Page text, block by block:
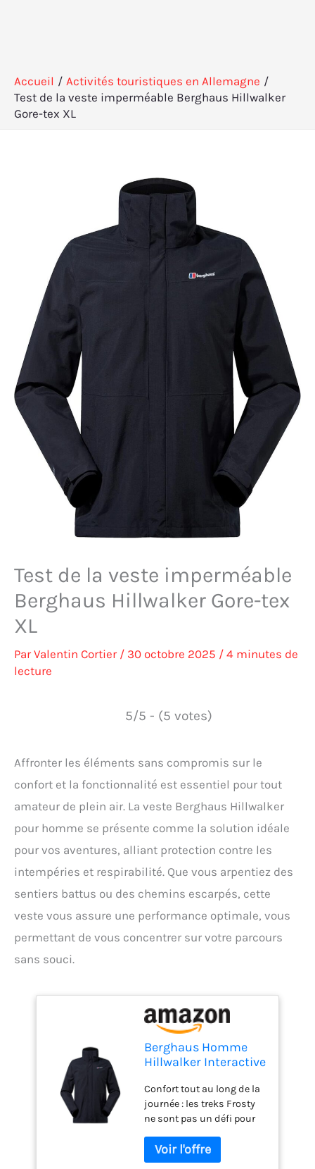
Accueil
Activités touristiques en Allemagne
Test de la veste imperméable Berghaus Hillwalker
Gore-tex XL
Test de la veste imperméable
Berghaus Hillwalker Gore-tex
XL
ParValentin Cortier / 30 octobre 2025 / 4 minutes de
lecture
5/5 - (5 votes)
Affronter les éléments sans compromis sur le
confort et la fonctionnalité est essentiel pour tout
amateur de plein air. La veste Berghaus Hillwalker
pour homme se présente comme la solution idéale
pour vos aventures, alliant protection contre les
intempéries et respirabilité. Que vous arpentiez des
sentiers battus ou des chemins escarpés, cette
veste vous assure une performance optimale, vous
permettant de vous concentrer sur votre parcours
sans souci.
Berghaus Homme
Hillwalker Interactive
Imperméable
Respirante et
Durable Veste, Noir,
XL EU
Confort tout au long de la
journée : les treks Frosty
ne sont pas un défi pour
polyvalente. La veste
imperméable Hillwalker